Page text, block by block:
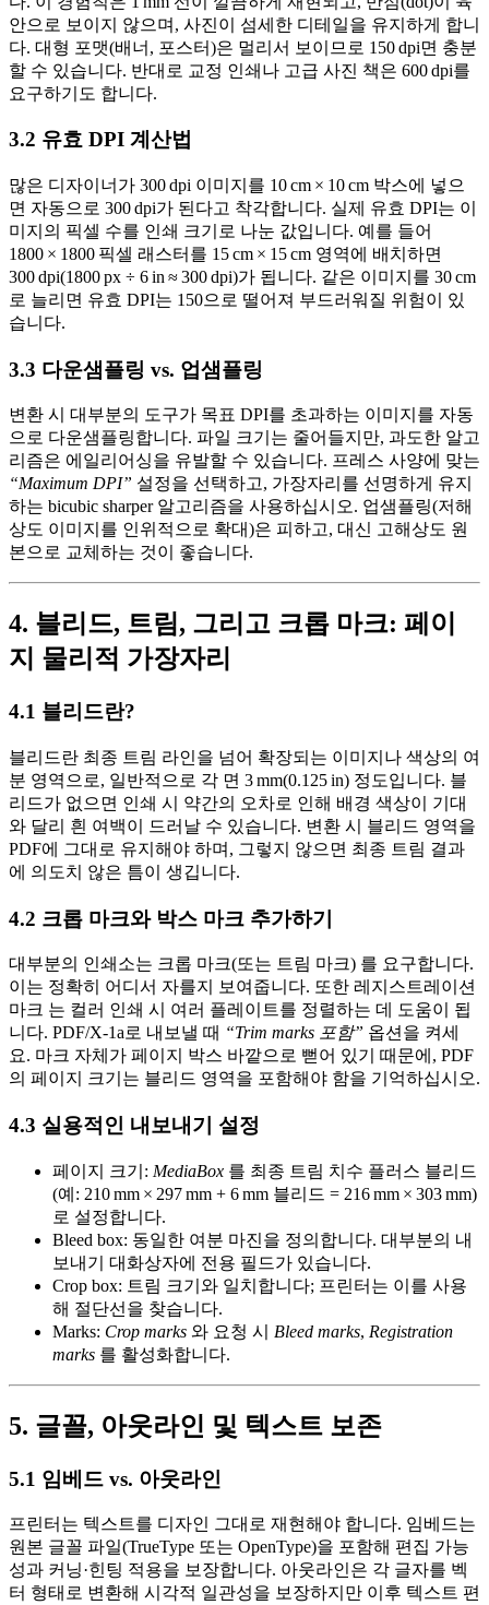
안으로 보이지 않으며, 사진이 섬세한 디테일을 유지하게 합니
다. 대형 포맷(배너, 포스터)은 멀리서 보이므로 150 dpi면 충분
할 수 있습니다. 반대로 교정 인쇄나 고급 사진 책은 600 dpi를
요구하기도 합니다.
3.2 유효 DPI 계산법
많은 디자이너가 300 dpi 이미지 를 10 cm × 10 cm 박스에 넣으
면 자동으로 300 dpi가 된다고 착각합니다. 실제 유효 DPI는 이
미지의 픽셀 수를 인쇄 크기로 나눈 값입니다. 예를 들어
1800 × 1800 픽셀 래스터를 15 cm × 15 cm 영역에 배치하면
300 dpi(1800 px ÷ 6 in ≈ 300 dpi)가 됩니다. 같은 이미지를 30 cm
로 늘리면 유효 DPI는 150으로 떨어져 부드러워질 위험이 있
습니다.
3.3 다운샘플링 vs. 업샘플링
변환 시 대부분의 도구가 목표 DPI를 초과하는 이미지를 자동
으로 다운샘플링합니다. 파일 크기는 줄어들지만, 과도한 알고
리즘은 에일리어싱을 유발할 수 있습니다. 프레스 사양에 맞는
“Maximum DPI” 설정을 선택하고, 가장자리를 선명하게 유지
하는 bicubic sharper알고리즘을 사용하십시오. 업샘플링(저해
상도 이미지를 인위적으로 확대)은 피하고, 대신 고해상도 원
본으로 교체하는 것이 좋습니다.
4. 블리드, 트림, 그리고 크롭 마크: 페이
지 물리적 가장자리
4.1 블리드란?
블리드란 최종 트림 라인을 넘어 확장되는 이미지나 색상의 여
분 영역으로, 일반적으로 각 면 3 mm(0.125 in) 정도입니다. 블
리드가 없으면 인쇄 시 약간의 오차로 인해 배경 색상이 기대
와 달리 흰 여백이 드러날 수 있습니다. 변환 시 블리드 영역을
PDF에 그대로 유지해야 하며, 그렇지 않으면 최종 트림 결과
에 의도치 않은 틈이 생깁니다.
4.2 크롭 마크와 박스 마크 추가하기
대부분의 인쇄소는 크롭 마크(또는 트림 마크) 를 요구합니다.
이는 정확히 어디서 자를지 보여줍니다. 또한 레지스트레이션
마크 는 컬러 인쇄 시 여러 플레이트를 정렬하는 데 도움이 됩
니다. PDF/X‑1a로 내보낼 때 “Trim marks 포함” 옵션을 켜세
요. 마크 자체가 페이지 박스 바깥으로 뻗어 있기 때문에, PDF
의 페이지 크기는 블리드 영역을 포함해야 함을 기억하십시오.
4.3 실용적인 내보내기 설정
페이지 크기 : MediaBox 를 최종 트림 치수 플러스 블리드
(예: 210 mm × 297 mm + 6 mm 블리드 = 216 mm × 303 mm)
로 설정합니다.
Bleed box: 동일한 여분 마진을 정의합니다. 대부분의 내
보내기 대화상자에 전용 필드가 있습니다.
Crop box: 트림 크기와 일치합니다; 프린터는 이를 사용
해 절단선을 찾습니다.
Marks: Crop marks 와 요청 시 Bleed marks, Registration
marks 를 활성화합니다.
5. 글꼴, 아웃라인 및 텍스트 보존
5.1 임베드 vs. 아웃라인
프린터는 텍스트를 디자인 그대로 재현해야 합니다. 임베드는
원본 글꼴 파일(TrueType 또는 OpenType)을 포함해 편집 가능
성과 커닝·힌팅 적용을 보장합니다. 아웃라인은 각 글자를 벡
터 형태로 변환해 시각적 일관성을 보장하지만 이후 텍스트 편